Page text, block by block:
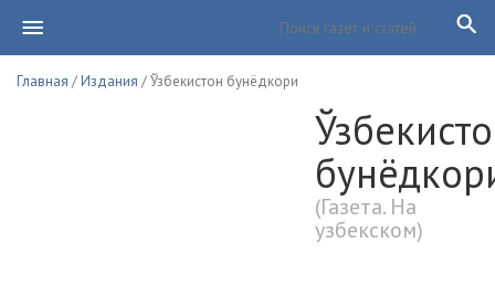
Главная /Издания / Ўзбекистон бунёдкори
(Газета. На
узбекском)